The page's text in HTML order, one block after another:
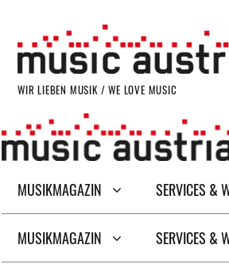
WIR LIEBEN MUSIK / WE LOVE MUSIC
MUSIKMAGAZIN SERVICES &
MUSIKMAGAZIN SERVICES &